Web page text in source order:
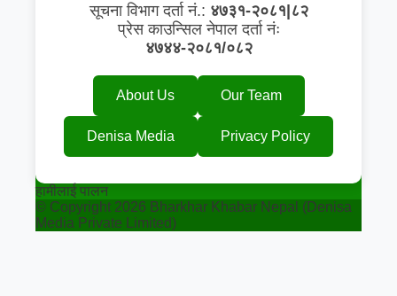
सूचना विभाग दर्ता नं.: ४७३१-२०८१|८२
प्रेस काउन्सिल नेपाल दर्ता नंः
४७४४-२०८१/०८२
About Us Our Team
Denisa Media Privacy Policy
हामीलाई पालन
© Copyright 2026 Bharkhar Khabar Nepal (Denisa
Media Private Limited)